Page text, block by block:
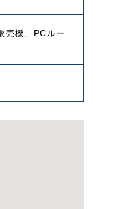
売機、PCルー